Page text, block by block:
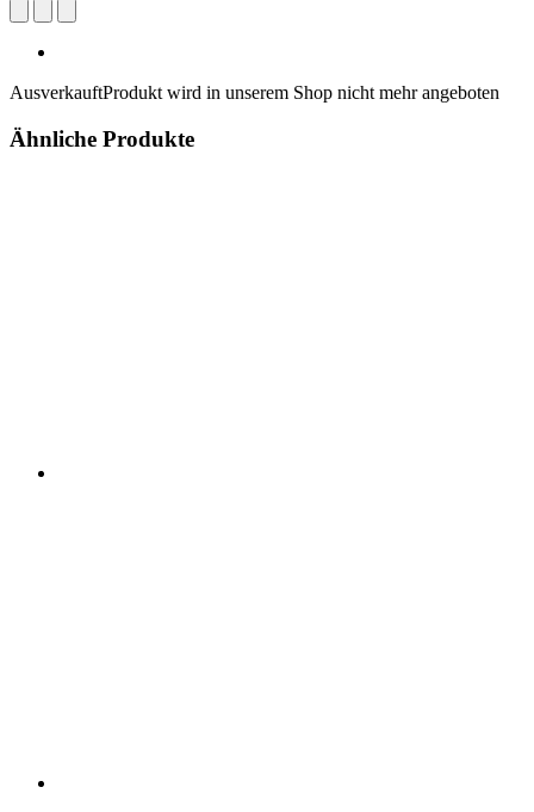
AusverkauftProdukt wird in unserem Shop nicht mehr angeboten
Ähnliche Produkte